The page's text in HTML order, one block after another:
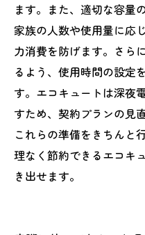
ます。また、適切な容量
家族の人数や使用量に応
力消費を防げます。さら
るよう、使用時間の設定
す。エコキュートは深夜
すため、契約プランの見
これらの準備をきちんと
理なく節約できるエコキ
き出せます。